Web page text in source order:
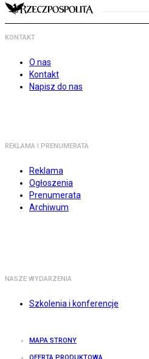
KONTAKT
O nas
Kontakt
Napisz do nas
REKLAMA I PRENUMERATA
Reklama
Ogłoszenia
Prenumerata
Archiwum
NASZE WYDARZENIA
Szkolenia i konferencje
MAPA STRONY